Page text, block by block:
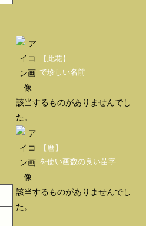
【此花】
で珍しい名前
該当するものがありませんでし
た。
【麿】
を使い画数の良い苗字
該当するものがありませんでし
た。